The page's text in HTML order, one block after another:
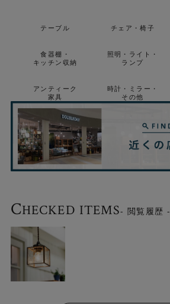
テーブル チェア・椅子
食器棚・
キッチン収納
照明・ライト・
ランプ
アンティーク
家具
時計・ミラー・
その他
CHECKED ITEMS- 閲覧履歴 -